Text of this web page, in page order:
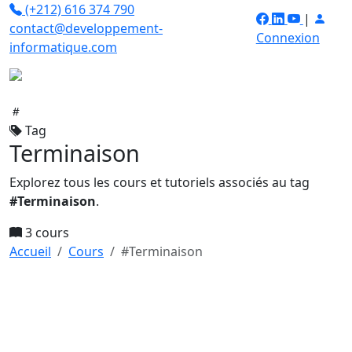
(+212) 616 374 790
contact@developpement-
informatique.com
|
Connexion
Tag
Terminaison
Explorez tous les cours et tutoriels associés au tag
#Terminaison.
3 cours
Accueil
Cours #Terminaison